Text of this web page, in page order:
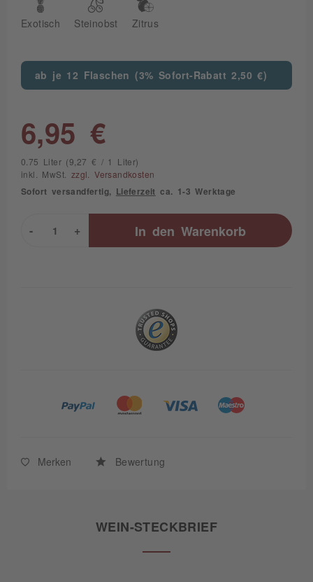
Exotisch Steinobst Zitrus
ab je 12 Flaschen (3% Sofort-Rabatt 2,50 €)
6,95 €
0.75 Liter (9,27 € / 1 Liter)
inkl. MwSt. zzgl. Versandkosten
Sofort versandfertig, Lieferzeit ca. 1-3 Werktage
+
- In den Warenkorb
Merken Bewertung
WEIN-STECKBRIEF